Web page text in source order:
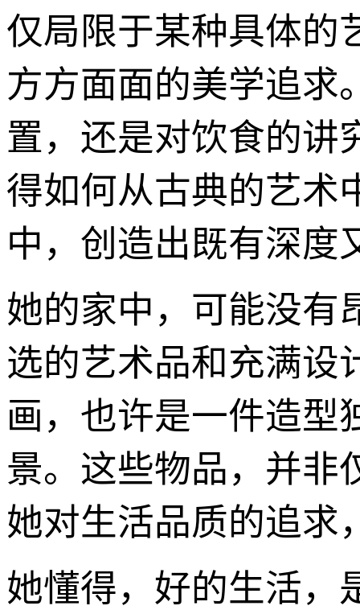
仅局限于某种具体的
方方面面的美学追求
置，还是对饮食的讲
得如何从古典的艺术
中，创造出既有深度
她的家中，可能没有
选的艺术品和充满设
画，也许是一件造型
景。这些物品，并非
她对生活品质的追求
她懂得，好的生活，